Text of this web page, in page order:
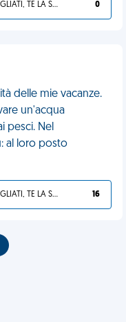
SVEGLIATI, TE LA SEI CERCATA! 0
delle mie vacanze.
un'acqua
pesci. Nel
al loro posto
SVEGLIATI, TE LA SEI CERCATA! 16